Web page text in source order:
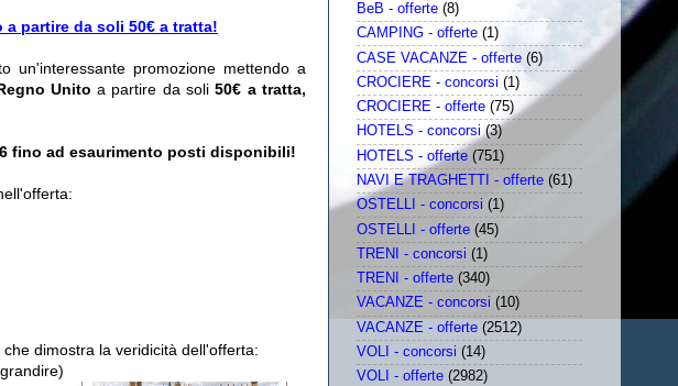
partire da soli 50€ a tratta!
un'interessante promozione mettendo a
Unitoa partire da soli50€ a tratta,
fino ad esaurimento posti disponibili!
dimostra la veridicità dell'offerta:
BeB - offerte (8)
CAMPING - offerte (1)
CASE VACANZE - offerte (6)
CROCIERE - concorsi (1)
CROCIERE - offerte (75)
HOTELS - concorsi (3)
HOTELS - offerte (751)
NAVI E TRAGHETTI - offerte (61)
OSTELLI - concorsi (1)
OSTELLI - offerte (45)
TRENI - concorsi (1)
TRENI - offerte (340)
VACANZE - concorsi (10)
VACANZE - offerte (2512)
VOLI - concorsi (14)
VOLI - offerte (2982)